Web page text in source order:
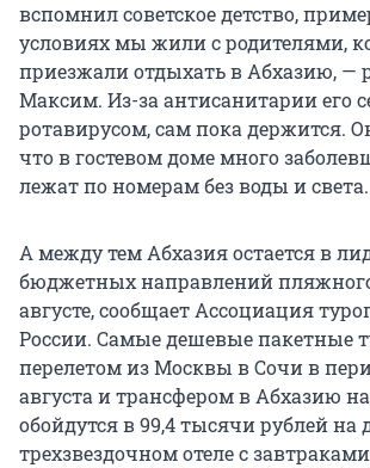
вспомнил советское детство,
условиях мы жили с родителями,
приезжали отдыхать в Абхазию, —
Максим. Из-за антисанитарии его
ротавирусом, сам пока держится.
что в гостевом доме много
лежат по номерам без воды и света.
А между тем Абхазия остается в
бюджетных направлений
августе, сообщает Ассоциация
России. Самые дешевые пакетные
перелетом из Москвы в Сочи в
августа и трансфером в Абхазию
обойдутся в 99,4 тысячи рублей на
трехзвездочном отеле с